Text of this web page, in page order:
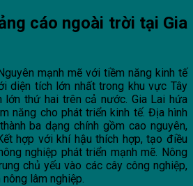
cáo ngoài trời tại Gia
mạnh mẽ với tiềm năng kinh tế
diện tích lớn nhất trong khu vực Tây
lớn thứ hai trên cả nước. Gia Lai hứa
năng cho phát triển kinh tế. Địa hình
ba dạng chính gồm cao nguyên,
hợp với khí hậu thích hợp, tạo điều
nghiệp phát triển mạnh mẽ. Nông
chủ yếu vào các cây công nghiệp,
lâm nghiệp.